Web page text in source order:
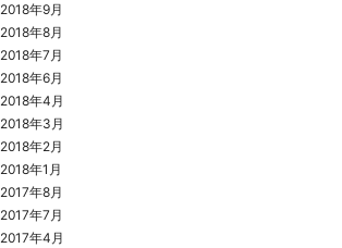
2018年9月
2018年8月
2018年7月
2018年6月
2018年4月
2018年3月
2018年2月
2018年1月
2017年8月
2017年7月
2017年4月